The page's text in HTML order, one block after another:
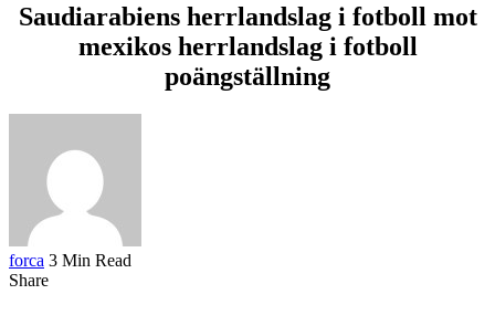
Saudiarabiens herrlandslag i fotboll mot
mexikos herrlandslag i fotboll
poängställning
forca 3 Min Read
Share